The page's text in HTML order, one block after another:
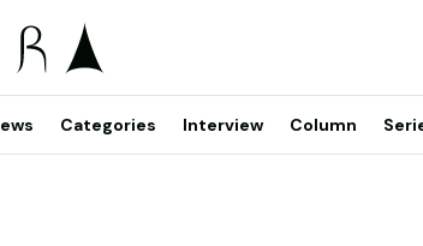
Categories Interview Column